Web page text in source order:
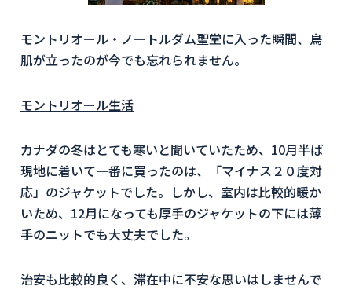
モントリオール・ノートルダム聖堂に入った瞬間、鳥
肌が立ったのが今でも忘れられません。
モントリオール生活
カナダの冬はとても寒いと聞いていたため、10月半ば
現地に着いて一番に買ったのは、「マイナス２０度対
応」のジャケットでした。しかし、室内は比較的暖か
いため、12月になっても厚手のジャケットの下には薄
手のニットでも大丈夫でした。
治安も比較的良く、滞在中に不安な思いはしませんで